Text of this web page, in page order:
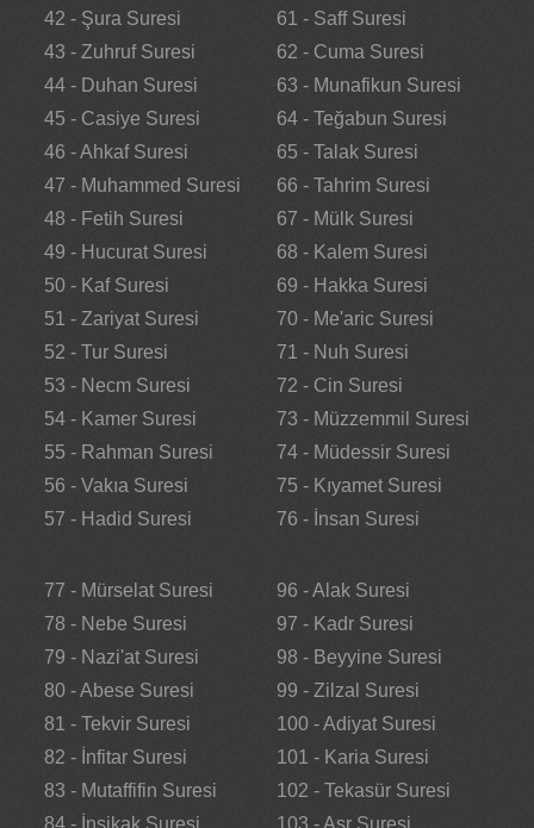
42 - Şura Suresi
43 - Zuhruf Suresi
44 - Duhan Suresi
45 - Casiye Suresi
46 - Ahkaf Suresi
47 - Muhammed Suresi
48 - Fetih Suresi
49 - Hucurat Suresi
50 - Kaf Suresi
51 - Zariyat Suresi
52 - Tur Suresi
53 - Necm Suresi
54 - Kamer Suresi
55 - Rahman Suresi
56 - Vakıa Suresi
57 - Hadid Suresi
61 - Saff Suresi
62 - Cuma Suresi
63 - Munafikun Suresi
64 - Teğabun Suresi
65 - Talak Suresi
66 - Tahrim Suresi
67 - Mülk Suresi
68 - Kalem Suresi
69 - Hakka Suresi
70 - Me'aric Suresi
71 - Nuh Suresi
72 - Cin Suresi
73 - Müzzemmil Suresi
74 - Müdessir Suresi
75 - Kıyamet Suresi
76 - İnsan Suresi
77 - Mürselat Suresi
78 - Nebe Suresi
79 - Nazi'at Suresi
80 - Abese Suresi
81 - Tekvir Suresi
82 - İnfitar Suresi
83 - Mutaffifin Suresi
84 - İnşikak Suresi
96 - Alak Suresi
97 - Kadr Suresi
98 - Beyyine Suresi
99 - Zilzal Suresi
100 - Adiyat Suresi
101 - Karia Suresi
102 - Tekasür Suresi
103 - Asr Suresi